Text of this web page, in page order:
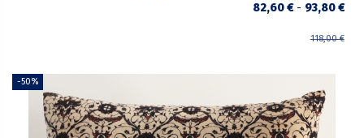
82,60 € - 93,80 €
118,00 €
-50%